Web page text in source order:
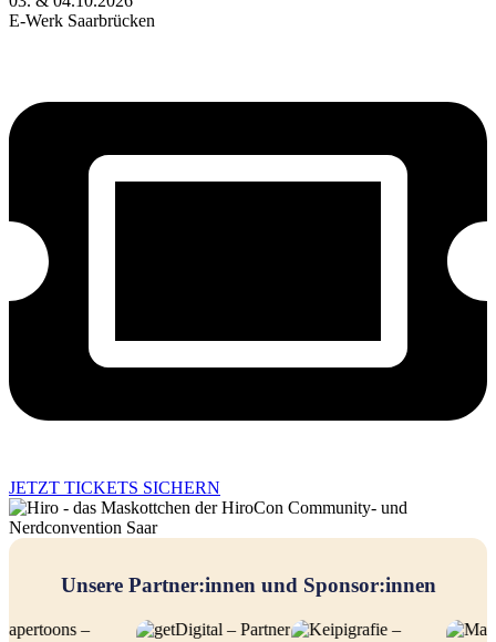
E-Werk Saarbrücken
JETZT TICKETS SICHERN
Unsere Partner:innen und Sponsor:innen